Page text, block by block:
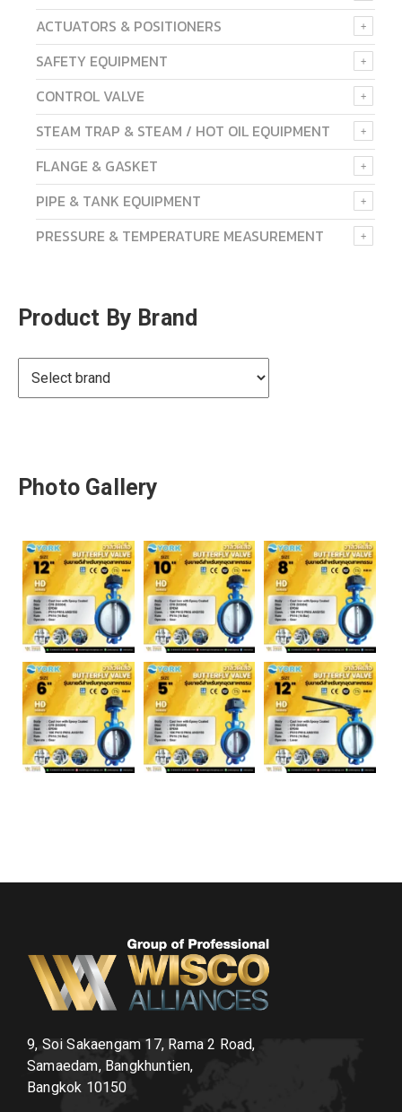
ACTUATORS & POSITIONERS
SAFETY EQUIPMENT
CONTROL VALVE
STEAM TRAP & STEAM / HOT OIL EQUIPMENT
FLANGE & GASKET
PIPE & TANK EQUIPMENT
PRESSURE & TEMPERATURE MEASUREMENT
Product By Brand
Photo Gallery
9, Soi Sakaengam 17, Rama 2 Road,
Samaedam, Bangkhuntien,
Bangkok 10150